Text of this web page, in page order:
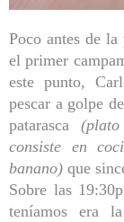
Poco antes de
el primer
este punto,
pescar a golpe
patarasca
consiste en
banano) que
Sobre las
teníamos era